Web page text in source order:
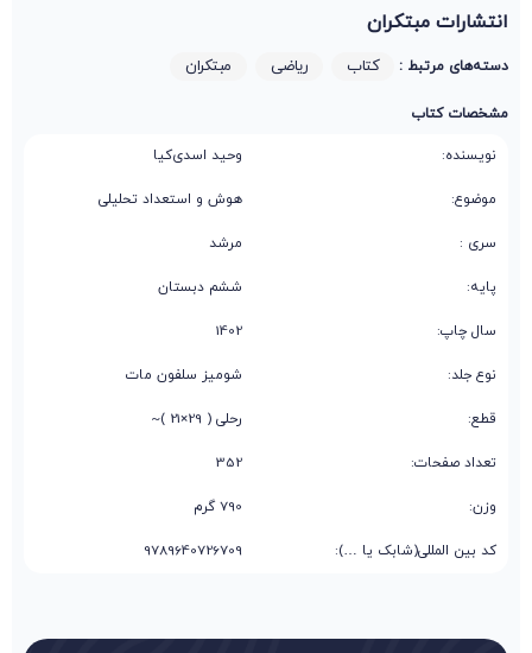
انتشارات مبتکران
دسته‌های مرتبط : کتاب ریاضی مبتکران
مشخصات کتاب
نویسنده: وحید اسدی‌کیا
موضوع: هوش و استعداد تحلیلی
سری : مرشد
پایه: ششم دبستان
سال چاپ: 1402
نوع جلد: شومیز سلفون مات
قطع: رحلی ( 29×21 )~
تعداد صفحات: 352
وزن: 790 گرم
کد بین المللی(شابک یا …): 9789640726709